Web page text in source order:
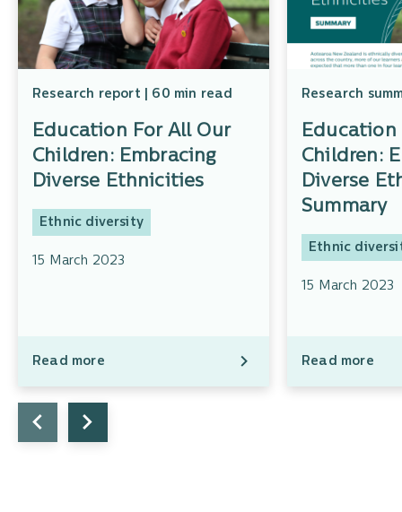
Research report | 60 min read
Education For All Our
Children: Embracing
Diverse Ethnicities
Ethnic diversity
15 March 2023
Read more
Research
Education
Children:
Diverse
Summary
Ethnic
15 March 2023
Read more